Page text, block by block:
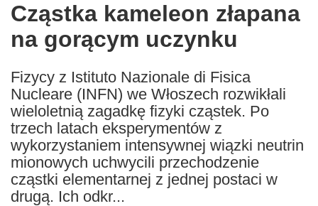
the
following
languages:
Cząstka kameleon złapana
na gorącym uczynku
Fizycy z Istituto Nazionale di Fisica
Nucleare (INFN) we Włoszech rozwikłali
wieloletnią zagadkę fizyki cząstek. Po
trzech latach eksperymentów z
wykorzystaniem intensywnej wiązki neutrin
mionowych uchwycili przechodzenie
cząstki elementarnej z jednej postaci w
drugą. Ich odkr...